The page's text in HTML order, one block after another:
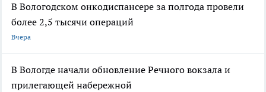
В Вологодском онкодиспансере за полгода провели
более 2,5 тысячи операций
Вчера
В Вологде начали обновление Речного вокзала и
прилегающей набережной